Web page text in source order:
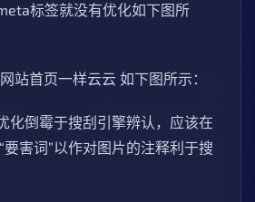
标签就没有优化如下图所
站首页一样云云 如下图所示：
化倒霉于搜刮引擎辨认，应该在
害词”以作对图片的注释利于搜